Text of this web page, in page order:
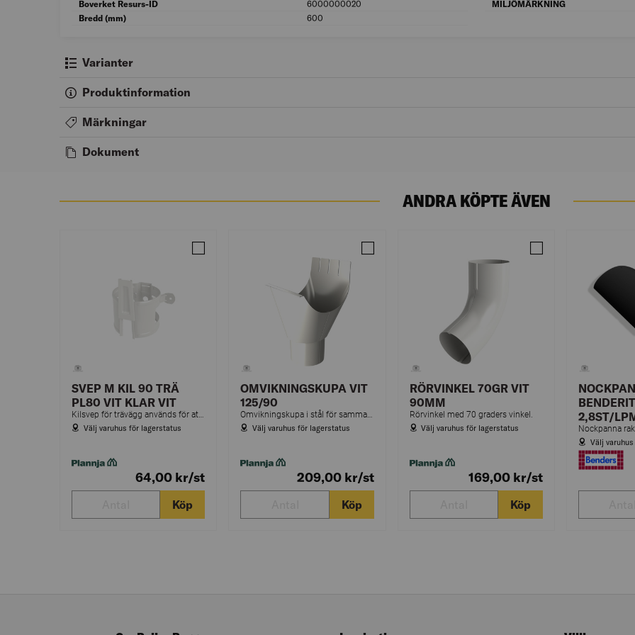
Boverket Resurs-ID
6000000020
Boverket Resurs-ID: 6000000020
Bredd (mm)
600
MILJÖMÄRKNING
Varianter
Produktinformation
Märkningar
Dokument
ANDRA KÖPTE ÄVEN
SVEP M KIL 90 TRÄ
PL80 VIT KLAR VIT
Välj varuhus för lagerstatus
64,00 kr/st
Köp
Jämför SVEP M KIL 90 TRÄ PL80 VIT KLAR VIT
OMVIKNINGSKUPA VIT
125/90
Välj varuhus för lagerstatus
209,00 kr/st
Köp
Jämför OMVIKNINGSKUPA VIT 125/90
RÖRVINKEL 70GR VIT
90MM
Rörvinkel med 70 graders vinkel.
Välj varuhus för lagerstatus
169,00 kr/st
Köp
Jämför RÖRVINKEL
2,8ST/
Välj